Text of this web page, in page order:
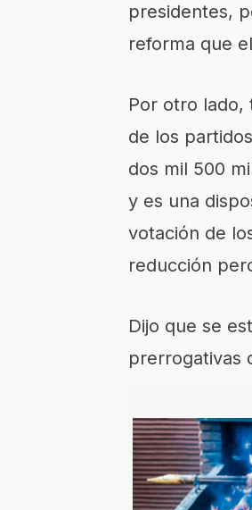
presidentes,
reforma que
Por otro lado,
de los
dos mil 500
y es una
votación de
reducción
Dijo que se
prerrogativas